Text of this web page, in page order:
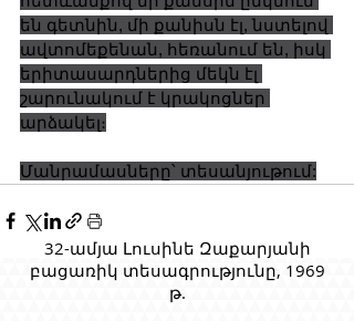
են գետնին, մի քանիսն էլ, նստելով
ավտոմեքենան, հեռանում են, իսկ
երիտասարդներից մեկն էլ
շարունակում է կրակոցներ
արձակել։
Մանրամասները՝ տեսանյութում:
32-ամյա Լուսինե Զաքարյանի
բացառիկ տեսագրությունը, 1969
թ.